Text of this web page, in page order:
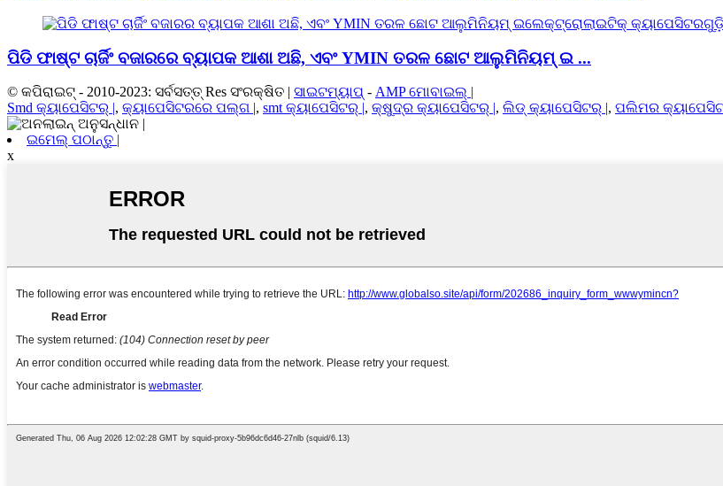
ପିଡି ଫାଷ୍ଟ ଚାର୍ଜିଂ ବଜାରରେ ବ୍ୟାପକ ଆଶା ଅଛି, ଏବଂ YMIN ତରଳ ଛୋଟ ଆଲୁମିନିୟମ୍ ଇ ...
© କପିରାଇଟ୍ - 2010-2023: ସର୍ବସତ୍ତ୍ Res ସଂରକ୍ଷିତ | ସାଇଟମ୍ୟାପ୍ - AMP ମୋବାଇଲ୍ |
Smd କ୍ୟାପେସିଟର୍ |, କ୍ୟାପେସିଟରରେ ପଲ୍ଗ |, smt କ୍ୟାପେସିଟର୍ |, କ୍ଷୁଦ୍ର କ୍ୟାପେସିଟର୍ |, ଲିଡ୍ କ୍ୟାପେସିଟର୍ |, ପଲିମର
ଇମେଲ୍ ପଠାନ୍ତୁ |
x